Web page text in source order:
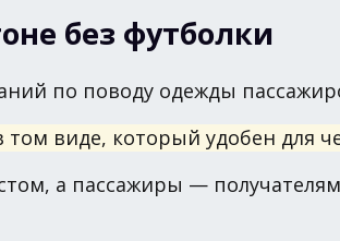
без футболки
по поводу одежды
виде, который удобен для
а пассажиры —